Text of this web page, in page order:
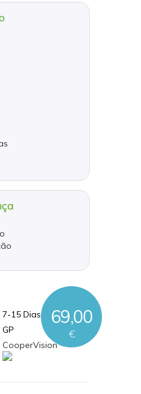
69,00
€
7-15 Dias Úteis
GP
CooperVision